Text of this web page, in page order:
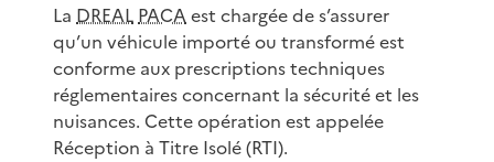
La DREAL PACAest chargée de s’assurer
qu’un véhicule importé ou transformé est
conforme aux prescriptions techniques
réglementaires concernant la sécurité et les
nuisances. Cette opération est appelée
Réception à Titre Isolé (RTI).